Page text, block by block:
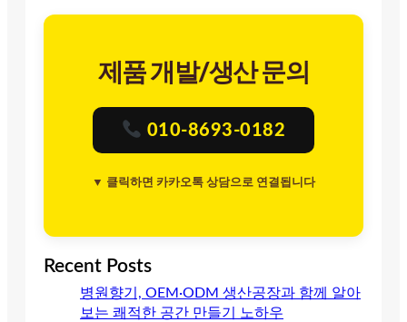
제품 개발/생산 문의
010-8693-0182
▼ 클릭하면 카카오톡 상담으로 연결됩니다
Recent Posts
병원향기, OEM·ODM 생산공장과 함께 알아
보는 쾌적한 공간 만들기 노하우